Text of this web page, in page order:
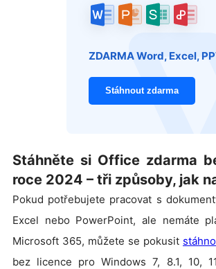
ZDARMA Word, Excel,
Stáhnout zdarma
Stáhněte si Office zdarma
roce 2024 – tři způsoby, jak
Pokud potřebujete pracovat s
Excel nebo PowerPoint, ale nemáte
Microsoft 365, můžete se pokusit
bez licence pro Windows 7, 8.1, 10,